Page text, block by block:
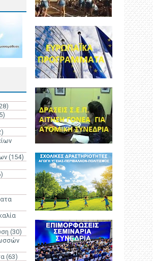
(154)
(30)
(63)